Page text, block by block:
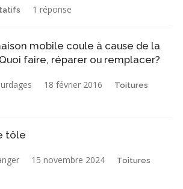
1 réponse
mobile coule à cause de la
faire, réparer ou remplacer?
18 février 2016 Toitures
tôle
15 novembre 2024 Toitures